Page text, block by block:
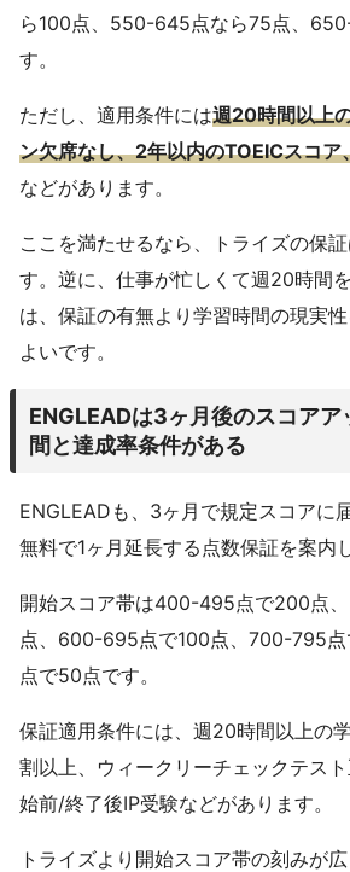
ら100点、550-645点なら75点、
す。
ただし、適用条件には週20時間以上
ン欠席なし、2年以内のTOEICスコア
などがあります。
ここを満たせるなら、トライズの保
す。逆に、仕事が忙しくて週20時間
は、保証の有無より学習時間の現実
よいです。
ENGLEADは3ヶ月後のスコア
間と達成率条件がある
ENGLEADも、3ヶ月で規定スコアに
無料で1ヶ月延長する点数保証を案内
開始スコア帯は400-495点で200点
点、600-695点で100点、700-795
点で50点です。
保証適用条件には、週20時間以上の
割以上、ウィークリーチェックテス
始前/終了後IP受験などがあります。
トライズより開始スコア帯の刻みが